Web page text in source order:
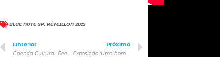
BLUE NOTE SP, RÉVEILLON 2025
Anterior Próximo
Exposição ‘Uma homenagem Guaraná – Ayrton Senna’